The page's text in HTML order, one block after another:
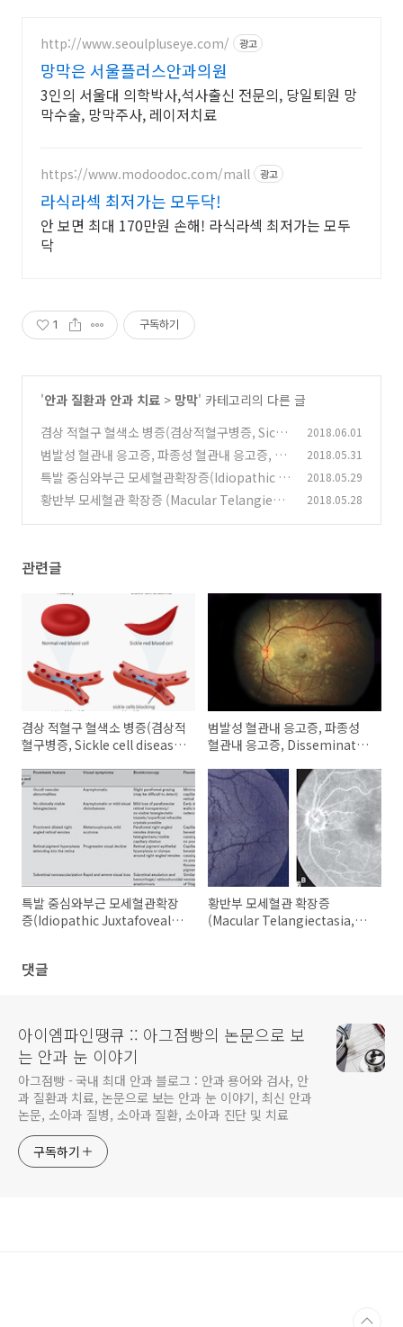
http://www.seoulpluseye.com/ 광고
망막은 서울플러스안과의원
3인의 서울대 의학박사,석사출신 전문의, 당일퇴원 망
막수술, 망막주사, 레이저치료
https://www.modoodoc.com/mall 광고
라식라섹 최저가는 모두닥!
안 보면 최대 170만원 손해! 라식라섹 최저가는 모두
닥
1 구독하기
'안과 질환과 안과 치료 > 망막' 카테고리의 다른 글
겸상 적혈구 혈색소 병증(겸상적혈구병증, Sickl
e cell disease)와 눈, 안과영역의 침범 (0)
2018.06.01
범발성 혈관내 응고증, 파종성 혈관내 응고증, Di
sseminated intravascular coagulation, DI
C 와 안과, 눈
(0)
2018.05.31
특발 중심와부근 모세혈관확장증(Idiopathic J
uxtafoveal Telangiectasia, IJT) 2형 증상 및
2018.05.29
황반부 모세혈관 확장증 (Macular Telangiect
2018.05.28
관련글
겸상 적혈구 혈색소 병증(겸상적
혈구병증, Sickle cell disease)
범발성 혈관내 응고증, 파종성
혈관내 응고증, Disseminated
DIC 와 안과, 눈
특발 중심와부근 모세혈관확장
증(Idiopathic Juxtafoveal
황반부 모세혈관 확장증
(Macular Telangiectasia,
댓글
아이엠파인땡큐 :: 아그점빵의 논문으로 보
는 안과 눈 이야기
아그점빵 - 국내 최대 안과 블로그 : 안과 용어와 검사, 안
과 질환과 치료, 논문으로 보는 안과 눈 이야기, 최신 안과
논문, 소아과 질병, 소아과 질환, 소아과 진단 및 치료
구독하기